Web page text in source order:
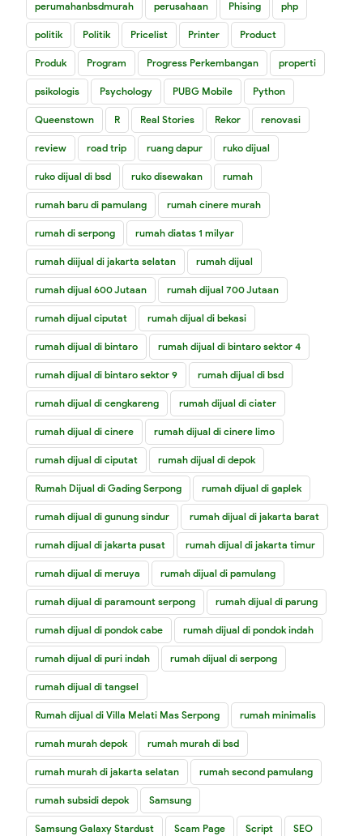
perumahanbsdmurah perusahaan Phising php
politik Politik Pricelist Printer Product
Produk Program Progress Perkembangan properti
psikologis Psychology PUBG Mobile Python
Queenstown R Real Stories Rekor renovasi
review road trip ruang dapur ruko dijual
ruko dijual di bsd ruko disewakan rumah
rumah baru di pamulang rumah cinere murah
rumah di serpong rumah diatas 1 milyar
rumah diijual di jakarta selatan rumah dijual
rumah dijual 600 Jutaan rumah dijual 700 Jutaan
rumah dijual ciputat rumah dijual di bekasi
rumah dijual di bintaro rumah dijual di bintaro sektor 4
rumah dijual di bintaro sektor 9 rumah dijual di bsd
rumah dijual di cengkareng rumah dijual di ciater
rumah dijual di cinere rumah dijual di cinere limo
rumah dijual di ciputat rumah dijual di depok
Rumah Dijual di Gading Serpong rumah dijual di gaplek
rumah dijual di gunung sindur rumah dijual di jakarta barat
rumah dijual di jakarta pusat rumah dijual di jakarta timur
rumah dijual di meruya rumah dijual di pamulang
rumah dijual di paramount serpong rumah dijual di parung
rumah dijual di pondok cabe rumah dijual di pondok indah
rumah dijual di puri indah rumah dijual di serpong
rumah dijual di tangsel
Rumah dijual di Villa Melati Mas Serpong rumah minimalis
rumah murah depok rumah murah di bsd
rumah murah di jakarta selatan rumah second pamulang
rumah subsidi depok Samsung
Samsung Galaxy Stardust Scam Page Script SEO